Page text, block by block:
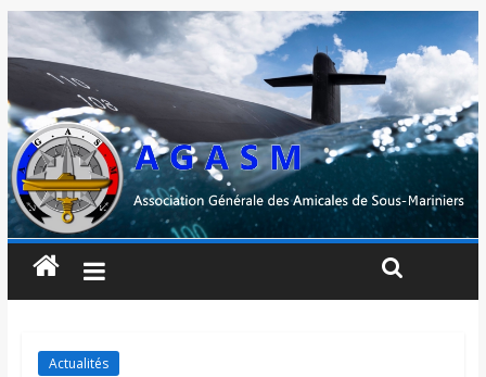
Actualités